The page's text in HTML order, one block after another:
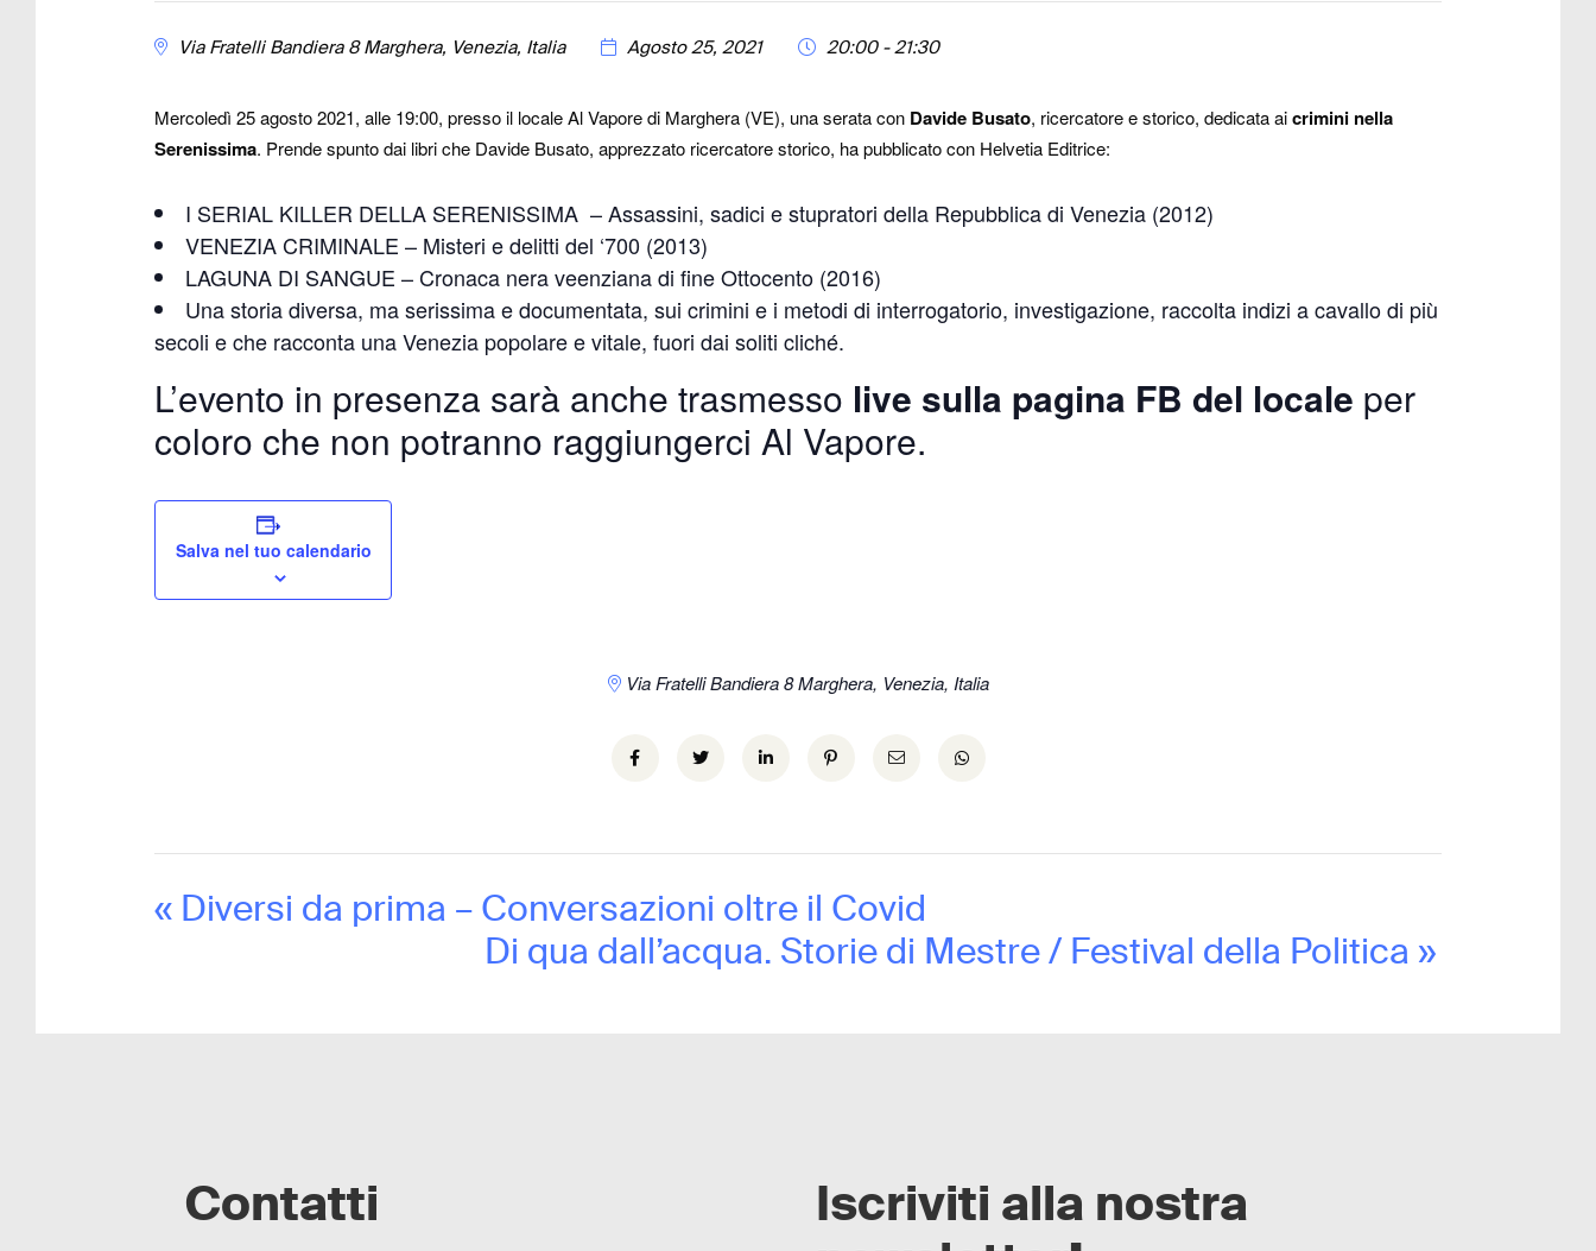
Via Fratelli Bandiera 8 Marghera, Venezia, Italia Agosto 25, 2021 20:00 - 21:30
Mercoledì 25 agosto 2021, alle 19:00, presso il locale Al Vapore di Marghera (VE), una serata con Davide Busato, ricercatore e storico, dedicata aicrimini nella
Serenissima. Prende spunto dai libri che Davide Busato, apprezzato ricercatore storico, ha pubblicato con Helvetia Editrice:
I SERIAL KILLER DELLA SERENISSIMA – Assassini, sadici e stupratori della Repubblica di Venezia (2012)
VENEZIA CRIMINALE – Misteri e delitti del ‘700 (2013)
LAGUNA DI SANGUE – Cronaca nera veenziana di fine Ottocento (2016)
Una storia diversa, ma serissima e documentata, sui crimini e i metodi di interrogatorio, investigazione, raccolta indizi a cavallo di più
secoli e che racconta una Venezia popolare e vitale, fuori dai soliti cliché.
L’evento in presenza sarà anche trasmesso live sulla pagina FB del locale per
coloro che non potranno raggiungerci Al Vapore.
Salva nel tuo calendario
Via Fratelli Bandiera 8 Marghera, Venezia, Italia
« Diversi da prima – Conversazioni oltre il Covid
Di qua dall’acqua. Storie di Mestre / Festival della Politica »
Contatti
Iscriviti alla nostra